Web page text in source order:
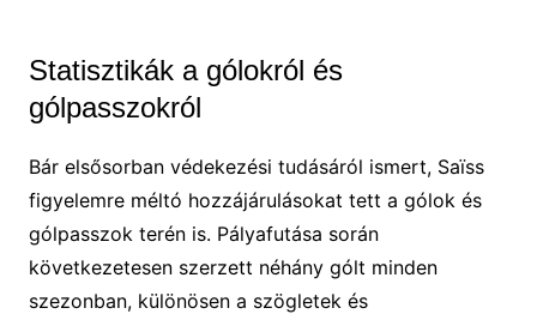
Statisztikák a gólokról és
gólpasszokról
Bár elsősorban védekezési tudásáról ismert, Saïss
figyelemre méltó hozzájárulásokat tett a gólok és
gólpasszok terén is. Pályafutása során
következetesen szerzett néhány gólt minden
szezonban, különösen a szögletek és